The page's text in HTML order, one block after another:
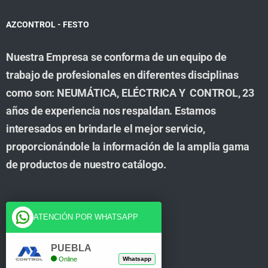
AZCONTROL - FESTO
Nuestra Empresa se conforma de un equipo de
trabajo de profesionales en diferentes disciplinas
como son: NEUMÁTICA, ELÉCTRICA Y CONTROL, 23
años de experiencia nos respaldan. Estamos
interesados en brindarle el mejor servicio,
proporcionándole la información de la amplia gama
de productos de nuestro catálogo.
Cuenta
Tienda
ATENCIÓN POR WHATSAPP
PUEBLA
Online Whatsapp